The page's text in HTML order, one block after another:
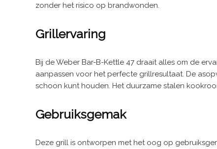
zonder het risico op brandwonden.
Grillervaring
Bij de Weber Bar-B-Kettle 47 draait alles om de
aanpassen voor het perfecte grillresultaat. De
schoon kunt houden. Het duurzame stalen
Gebruiksgemak
Deze grill is ontworpen met het oog op